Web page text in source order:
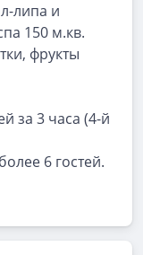
липа и
150 м.кв.
фрукты
за 3 часа (4-й
6 гостей.